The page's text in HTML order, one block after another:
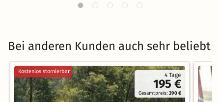
Bei anderen Kunden auch sehr beliebt
4 Tage
195 €
Gesamtpreis:390 €
Kostenlos stornierbar